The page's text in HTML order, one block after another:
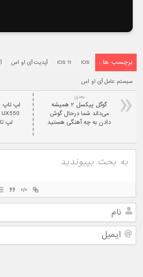
برچسب ها : IOS
IOS 11 آپدیت آی او اس
سیستم عامل آی او اس
لپ
بعدی:
گوگل پیکسل ۲ همیشه
می‌داند شما درحال گوش
دادن به چه آهنگی هستید